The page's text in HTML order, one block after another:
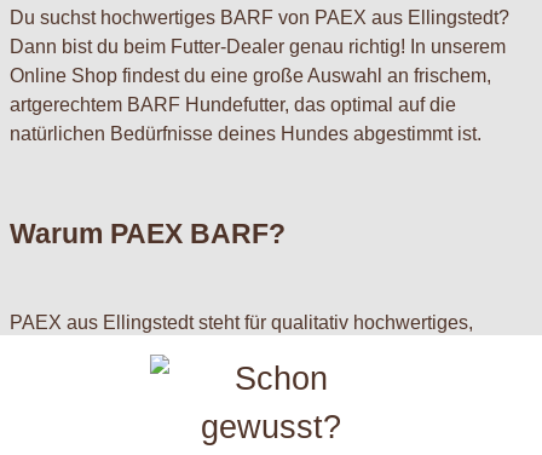
Du suchst hochwertiges BARF von PAEX aus Ellingstedt?
Dann bist du beim Futter-Dealer genau richtig! In unserem
Online Shop findest du eine große Auswahl an frischem,
artgerechtem BARF Hundefutter, das optimal auf die
natürlichen Bedürfnisse deines Hundes abgestimmt ist.
Warum PAEX BARF?
PAEX aus Ellingstedt steht für qualitativ hochwertiges,
naturbelassenes BARF-Futter, das frei von künstlichen
Zusätzen ist. Die Zutaten stammen aus kontrollierter Herkunft
Besonders beliebt sind: